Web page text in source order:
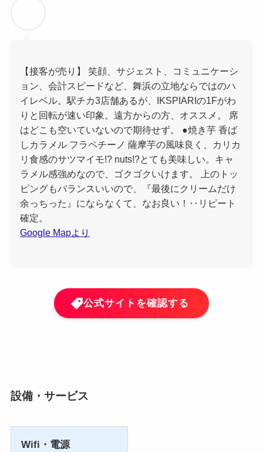
【接客が売り】 笑顔、サジェスト、コミュニケーシ
ョン、会計スピードなど、舞浜の立地ならではのハ
イレベル。駅チカ3店舗あるが、IKSPIARIの1Fがわ
りと回転が速い印象。遠方からの方、オススメ。 席
はどこも空いていないので期待せず。 ●焼き芋 香ば
しカラメル フラペチーノ 薩摩芋の風味良く、カリカ
リ食感のサツマイモ!? nuts!?とても美味しい。キャ
ラメル感強めなので、ゴクゴクいけます。 上のトッ
ピングもバランスいいので、『最後にクリームだけ
余っちった』にならなくて、なお良い！‥リピート
確定。
Google Mapより
公式サイトを確認する
設備・サービス
Wifi・電源